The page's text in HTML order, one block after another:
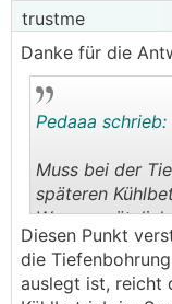
trustme
Danke für die
Pedaaa schrieb:
Muss bei der
späteren
Wenn
soll, sollte
bei der
werden.
Diesen Punkt
die
auslegt ist, reicht